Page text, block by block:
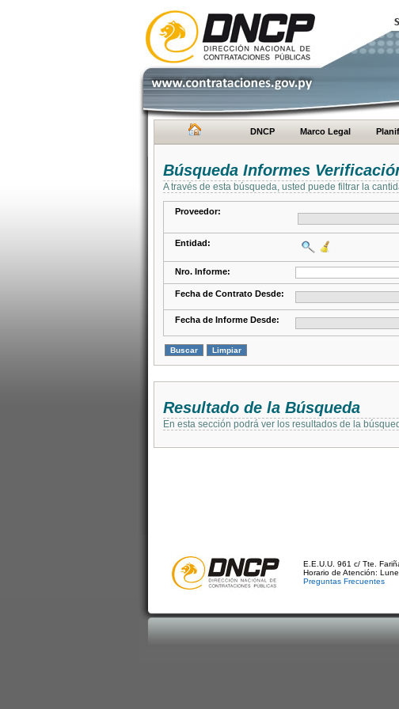
DNCP Marco Legal
Búsqueda Informes
A través de esta búsqueda, usted puede filtrar la
Proveedor:
Entidad:
Nro. Informe:
Fecha de Contrato Desde:
Fecha de Informe Desde:
Resultado de la Búsqueda
En esta sección podrá ver los resultados de la
E.E.U.U. 961 c/ Tte.
Horario de Atención:
Preguntas Frecuentes